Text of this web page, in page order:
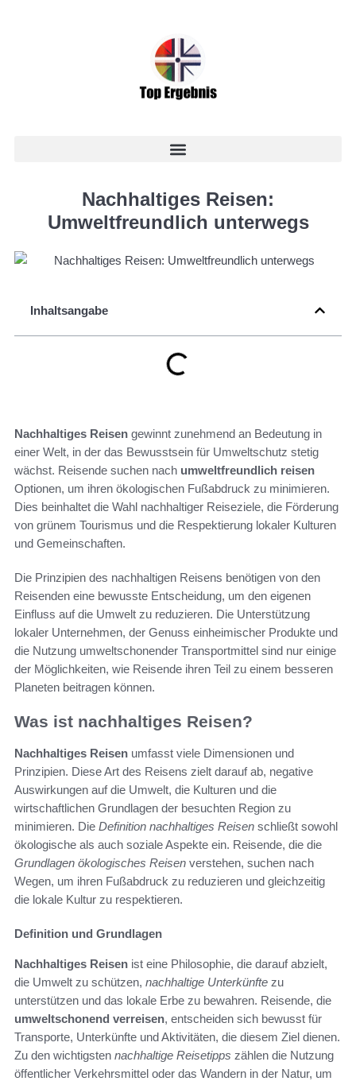
Nachhaltiges Reisen:
Umweltfreundlich unterwegs
Inhaltsangabe
Nachhaltiges Reisen gewinnt zunehmend an Bedeutung in
einer Welt, in der das Bewusstsein für Umweltschutz stetig
wächst. Reisende suchen nach umweltfreundlich reisen
Optionen, um ihren ökologischen Fußabdruck zu minimieren.
Dies beinhaltet die Wahl nachhaltiger Reiseziele, die Förderung
von grünem Tourismus und die Respektierung lokaler Kulturen
und Gemeinschaften.
Die Prinzipien des nachhaltigen Reisens benötigen von den
Reisenden eine bewusste Entscheidung, um den eigenen
Einfluss auf die Umwelt zu reduzieren. Die Unterstützung
lokaler Unternehmen, der Genuss einheimischer Produkte und
die Nutzung umweltschonender Transportmittel sind nur einige
der Möglichkeiten, wie Reisende ihren Teil zu einem besseren
Planeten beitragen können.
Was ist nachhaltiges Reisen?
Nachhaltiges Reisen umfasst viele Dimensionen und
Prinzipien. Diese Art des Reisens zielt darauf ab, negative
Auswirkungen auf die Umwelt, die Kulturen und die
wirtschaftlichen Grundlagen der besuchten Region zu
minimieren. Die Definition nachhaltiges Reisen schließt sowohl
ökologische als auch soziale Aspekte ein. Reisende, die die
Grundlagen ökologisches Reisen verstehen, suchen nach
Wegen, um ihren Fußabdruck zu reduzieren und gleichzeitig
die lokale Kultur zu respektieren.
Definition und Grundlagen
Nachhaltiges Reisen ist eine Philosophie, die darauf abzielt,
die Umwelt zu schützen, nachhaltige Unterkünfte zu
unterstützen und das lokale Erbe zu bewahren. Reisende, die
umweltschonend verreisen, entscheiden sich bewusst für
Transporte, Unterkünfte und Aktivitäten, die diesem Ziel dienen.
Zu den wichtigsten nachhaltige Reisetipps zählen die Nutzung
öffentlicher Verkehrsmittel oder das Wandern in der Natur, um